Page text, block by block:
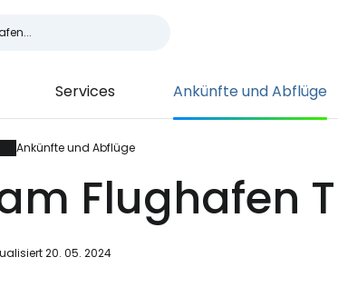
Services Ankünfte und Abflüge
Ankünfte und Abflüge
Flughafen
20. 05. 2024